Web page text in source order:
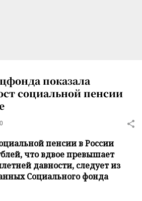
показала
социальной пенсии
0
пенсии в России
что вдвое превышает
давности, следует из
Социального фонда